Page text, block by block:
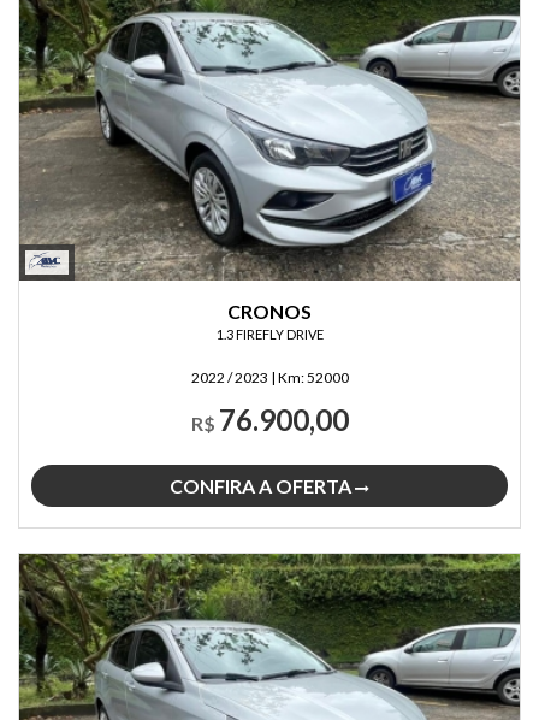
CRONOS
1.3 FIREFLY DRIVE
2022 / 2023 | Km:52000
R$ 76.900,00
CONFIRA A OFERTA